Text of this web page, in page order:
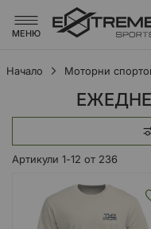
МЕНЮ
Начало Моторни
Артикули 1-12 от 236